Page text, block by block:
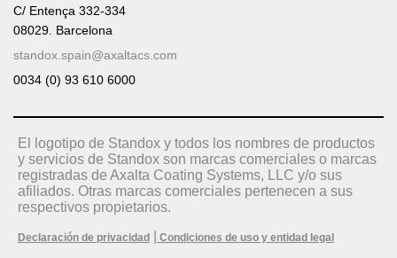
C/ Entença 332-334
08029. Barcelona
standox.spain@axaltacs.com
0034 (0) 93 610 6000
El logotipo de Standox y todos los nombres de productos
y servicios de Standox son marcas comerciales o marcas
registradas de Axalta Coating Systems, LLC y/o sus
afiliados. Otras marcas comerciales pertenecen a sus
respectivos propietarios.
Declaración de privacidad Condiciones de uso y entidad legal